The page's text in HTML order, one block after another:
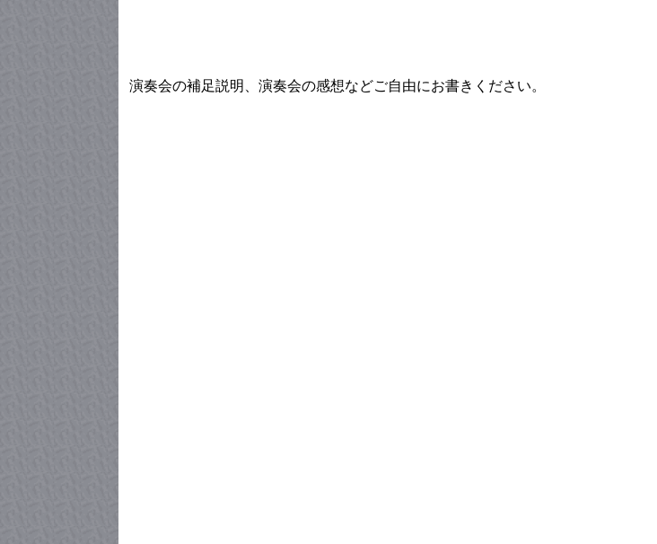
演奏会の補足説明、演奏会の感想などご自由にお書きください。